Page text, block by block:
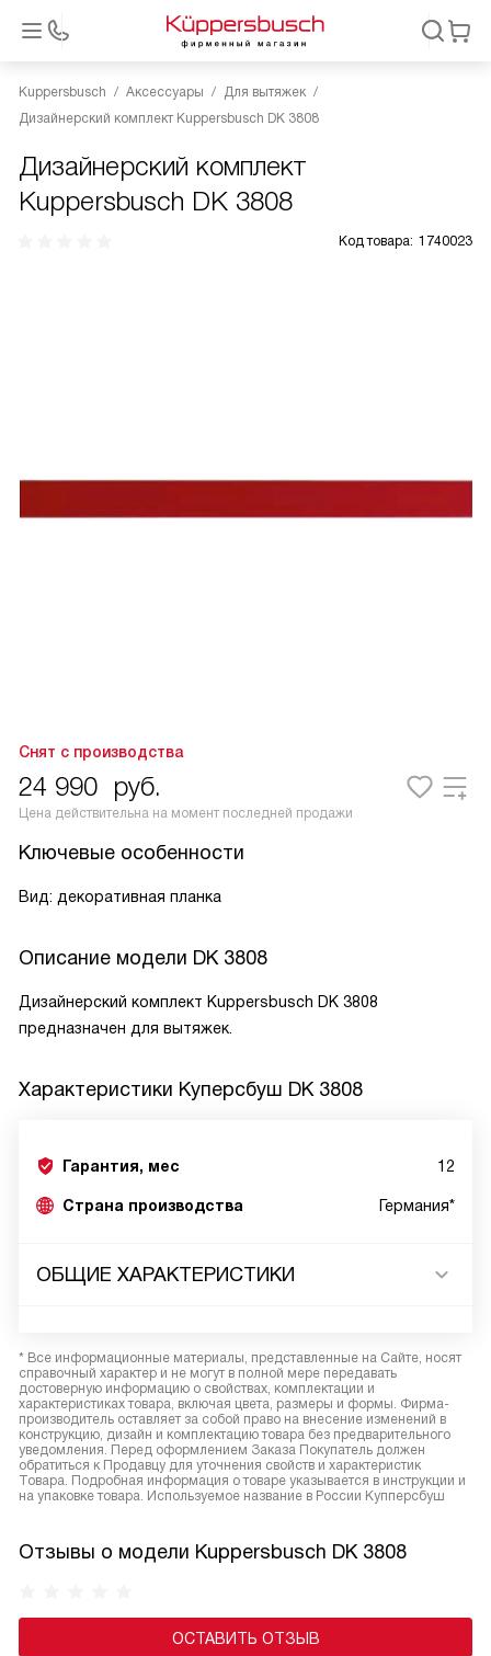
Kuppersbusch Аксессуары
Для вытяжек
Дизайнерский комплект Kuppersbusch DK 3808
Дизайнерский комплект
Kuppersbusch DK 3808
Код товара: 1740023
Снят с производства
24 990 руб.
Цена действительна на момент последней продажи
Ключевые особенности
Вид: декоративная планка
Описание модели DK 3808
Дизайнерский комплект Kuppersbusch DK 3808
предназначен для вытяжек.
Характеристики Куперсбуш DK 3808
Гарантия, мес 12
Страна производства Германия*
ОБЩИЕ ХАРАКТЕРИСТИКИ
* Все информационные материалы, представленные на Сайте, носят
справочный характер и не могут в полной мере передавать
достоверную информацию о свойствах, комплектации и
характеристиках товара, включая цвета, размеры и формы. Фирма-
производитель оставляет за собой право на внесение изменений в
конструкцию, дизайн и комплектацию товара без предварительного
уведомления. Перед оформлением Заказа Покупатель должен
обратиться к Продавцу для уточнения свойств и характеристик
Товара. Подробная информация о товаре указывается в инструкции и
на упаковке товара. Используемое название в России Купперсбуш
Отзывы о модели Kuppersbusch DK 3808
ОСТАВИТЬ ОТЗЫВ